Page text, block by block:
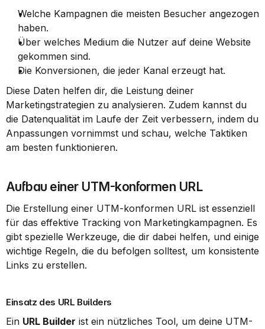
Welche Kampagnen die meisten Besucher angezogen
haben.
Über welches Medium die Nutzer auf deine Website
gekommen sind.
Die Konversionen, die jeder Kanal erzeugt hat.
Diese Daten helfen dir, die Leistung deiner
Marketingstrategien zu analysieren. Zudem kannst du
die Datenqualität im Laufe der Zeit verbessern, indem du
Anpassungen vornimmst und schau, welche Taktiken
am besten funktionieren.
Aufbau einer UTM-konformen URL
Die Erstellung einer UTM-konformen URL ist essenziell
für das effektive Tracking von Marketingkampagnen. Es
gibt spezielle Werkzeuge, die dir dabei helfen, und einige
wichtige Regeln, die du befolgen solltest, um konsistente
Links zu erstellen.
Einsatz des URL Builders
Ein URL Builder ist ein nützliches Tool, um deine UTM-